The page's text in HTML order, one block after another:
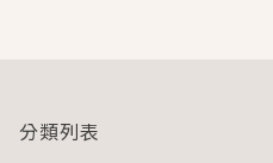
分類列表